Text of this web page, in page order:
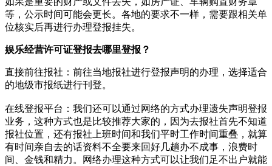
等，公示时间可能会更长。各地的要求不一样，需要跟相关单
位核实后再进行办理登报挂失。
娱乐经营许可证登报去哪里登报？
直接前往报社‌：‌前往当地报社进行登报声明的办理，‌选择适合
的地级市报纸进行刊登。‌
在线登报平台‌：‌我们还可以通过网络的方式办理遗失声明登报
业务，这种方式也是比较推荐大家的，因为去报社首先不知道
报社位置，还有报社上班时间和我们平时工作时间重叠，就算
有时间亲自去的话资料不全要来回好几趟办不成事，浪费时
间、金钱和精力。网络办理这种方式可以让我们足不出户就能